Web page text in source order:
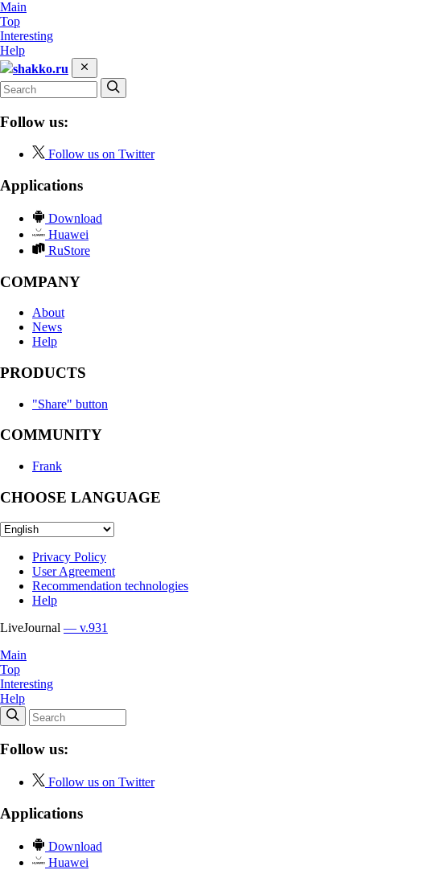
Main
Top
Interesting
Help
shakko.ru
Follow us:
Follow us on Twitter
Applications
Download
Huawei
RuStore
COMPANY
About
News
Help
PRODUCTS
"Share" button
COMMUNITY
Frank
CHOOSE LANGUAGE
Privacy Policy
User Agreement
Recommendation technologies
Help
LiveJournal — v.931
Main
Top
Interesting
Help
Follow us:
Follow us on Twitter
Applications
Download
Huawei